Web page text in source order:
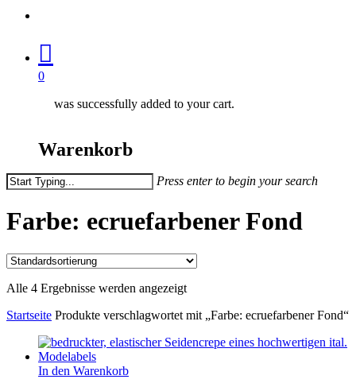
0
was successfully added to your cart.
Warenkorb
Press enter to begin your search
Search
Farbe: ecruefarbener Fond
Alle 4 Ergebnisse werden angezeigt
Startseite Produkte verschlagwortet mit „Farbe: ecruefarbener Fond“
In den Warenkorb